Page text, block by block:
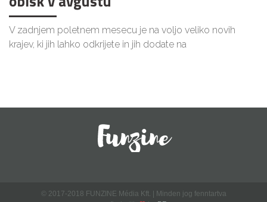
V zadnjem poletnem mesecu je na voljo veliko novih
krajev, ki jih lahko odkrijete in jih dodate na
© 2017-2018 FUNZINE Média Kft. | Minden jog fenntartva